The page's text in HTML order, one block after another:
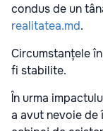
condus de un
realitatea.md.
Circumstanțele
fi stabilite.
În urma
a avut nevoie de